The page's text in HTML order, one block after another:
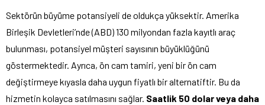
Sektörün büyüme potansiyeli de oldukça yüksektir. Amerika
Birleşik Devletleri’nde (ABD) 130 milyondan fazla kayıtlı araç
bulunması, potansiyel müşteri sayısının büyüklüğünü
göstermektedir. Ayrıca, ön cam tamiri, yeni bir ön cam
değiştirmeye kıyasla daha uygun fiyatlı bir alternatiftir. Bu da
hizmetin kolayca satılmasını sağlar. Saatlik 50 dolar veya daha